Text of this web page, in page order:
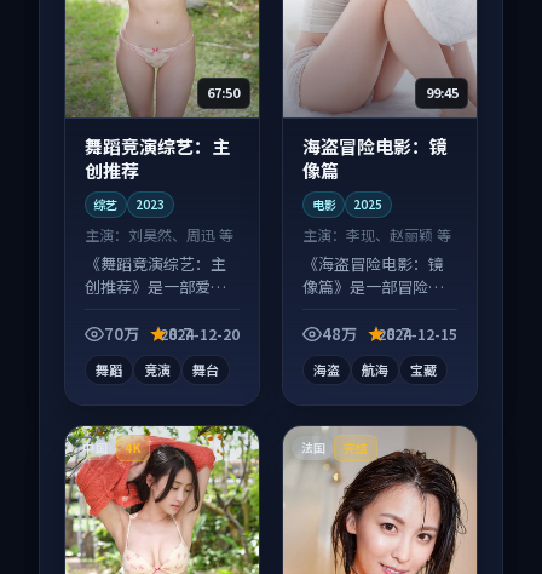
67:50
舞蹈竞演综艺：主
创推荐
综艺 2023
主演： 刘昊然、周迅 等
《舞蹈竞演综艺：主
创推荐》是一部爱情
论度高，适合配弹幕
70万 8.7
2024-12-20
舞蹈 竞演 舞台
99:45
海盗冒险电影：镜
像篇
电影 2025
主演：李现、赵丽颖 等
《海盗冒险电影：镜
像篇》是一部冒险向
别错过，字幕区常有
48万 8.7
2024-12-15
海盗 航海 宝藏
中国 4K 法国 完结